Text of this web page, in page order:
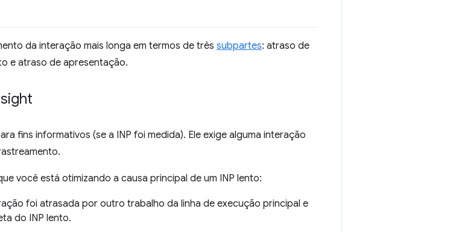
da interação mais longa em termos de três subpartes: atraso de
e atraso de apresentação.
fins informativos (se a INP foi medida). Ele exige alguma interação
você está otimizando a causa principal de um INP lento:
foi atrasada por outro trabalho da linha de execução principal e
do INP lento.